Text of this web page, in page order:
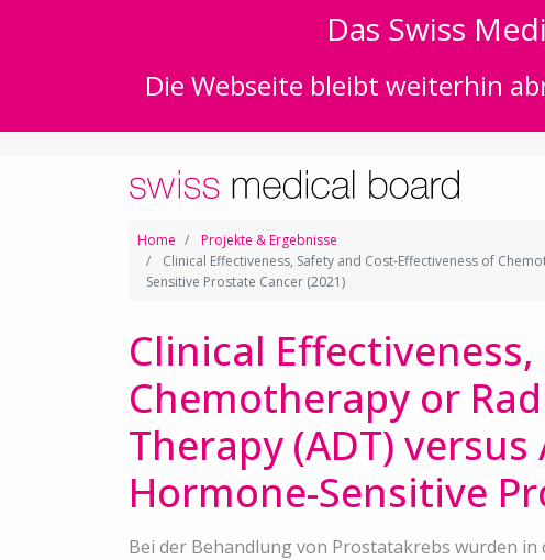
Das Swiss
Die Webseite bleibt weiterhin
Home
Projekte & Ergebnisse
Clinical Effectiveness, Safety and Cost-Effectiveness of
Sensitive Prostate Cancer (2021)
Clinical
Chemotherapy or
Therapy (ADT)
Hormone-Sensitive
Bei der Behandlung von Prostatakrebs wurden